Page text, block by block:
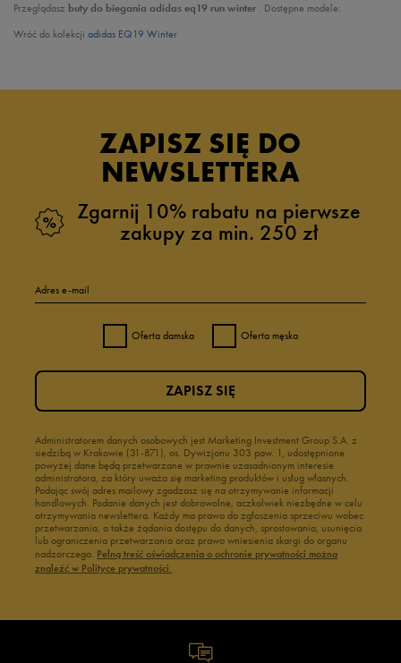
Przeglądasz buty do biegania adidaseq19 run winter . Dostępne modele:
Wróć do kolekcji adidas EQ19 Winter
ZAPISZ SIĘ DO
NEWSLETTERA
Zgarnij 10% rabatu na pierwsze
zakupy za min. 250 zł
Adres e-mail
Oferta damska Oferta męska
Administratorem danych osobowych jest Marketing Investment Group S.A. z
siedzibą w Krakowie (31-871), os. Dywizjonu 303 paw. 1, udostępnione
powyżej dane będą przetwarzane w prawnie uzasadnionym interesie
administratora, za który uważa się marketing produktów i usług własnych.
Podając swój adres mailowy zgadzasz się na otrzymywanie informacji
handlowych. Podanie danych jest dobrowolne, aczkolwiek niezbędne w celu
otrzymywania newslettera. Każdy ma prawo do zgłoszenia sprzeciwu wobec
przetwarzania, a także żądania dostępu do danych, sprostowania, usunięcia
lub ograniczenia przetwarzania oraz prawo wniesienia skargi do organu
nadzorczego. Pełną treść oświadczenia o ochronie prywatności można
znaleźć w Polityce prywatności.
ZAPISZ SIĘ